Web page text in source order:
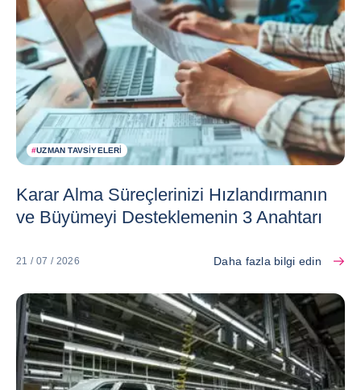
#UZMAN TAVSIYELERI
Karar Alma Süreçlerinizi Hızlandırmanın
ve Büyümeyi Desteklemenin 3 Anahtarı
21 / 07 / 2026 Daha fazla bilgi edin